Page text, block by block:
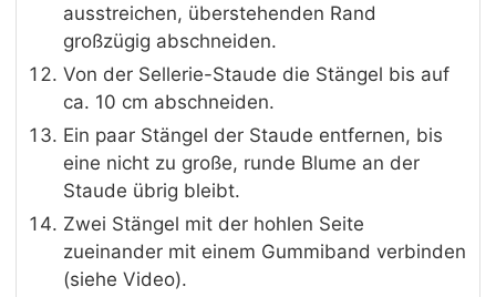
ausstreichen, überstehenden Rand
großzügig abschneiden.
Von der Sellerie-Staude die Stängel bis auf
ca. 10 cm abschneiden.
Ein paar Stängel der Staude entfernen, bis
eine nicht zu große, runde Blume an der
Staude übrig bleibt.
Zwei Stängel mit der hohlen Seite
zueinander mit einem Gummiband verbinden
(siehe Video).